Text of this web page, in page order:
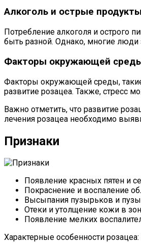
Алкоголь и острые продукты
Потребление алкоголя и острого
быть разной. Однако, многие люди
Факторы окружающей
Факторы окружающей среды,
развитие розацеа. Также, стресс
Важно отметить, что развитие
лечения розацеа необходимо
Признаки
Появление красных пятен и
Покраснение и воспаление
Высыпания пузырьков и
Отеки и утолщение кожи в
Появление мелких
Характерные особенности розацеа: